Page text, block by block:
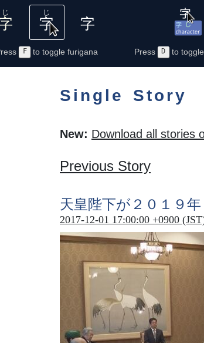
F to toggle furigana Press D to
Single Story
New: Download all stories
Previous Story
天皇陛下が２０１９ 年
2017-12-01 17:00:00 +0900